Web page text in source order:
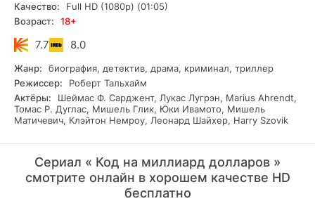
Качество:
Full HD (1080p) (01:05)
Возраст:
18+
7.7 8.0
Жанр:
биография, детектив, драма, криминал, триллер
Режиссер:
Роберт Тальхайм
Актёры:
Шеймас Ф. Сарджент, Лукас Лугрэн, Marius Ahrendt,
Томас Р. Дуглас, Мишель Глик, Юки Ивамото, Мишель
Матичевич, Клэйтон Немроу, Леонард Шайхер, Harry Szovik
Сериал « Код на миллиард долларов »
смотрите онлайн в хорошем качестве HD
бесплатно